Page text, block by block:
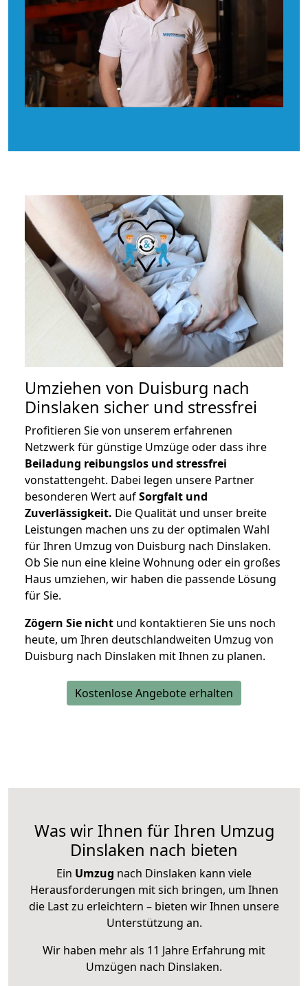
Umziehen von Duisburg nach
Dinslaken sicher und stressfrei
Profitieren Sie von unserem erfahrenen
Netzwerk für günstige Umzüge oder dass ihre
Beiladung reibungslos und stressfrei
vonstattengeht. Dabei legen unsere Partner
besonderen Wert aufSorgfalt und
Zuverlässigkeit. Die Qualität und unser breite
Leistungen machen uns zu der optimalen Wahl
für Ihren Umzug von Duisburg nach Dinslaken.
Ob Sie nun eine kleine Wohnung oder ein großes
Haus umziehen, wir haben die passende Lösung
für Sie.
Zögern Sie nicht und kontaktieren Sie uns noch
heute, um Ihren deutschlandweiten Umzug von
Duisburg nach Dinslaken mit Ihnen zu planen.
Kostenlose Angebote erhalten
Was wir Ihnen für Ihren Umzug
Dinslaken nach bieten
Ein Umzug nach Dinslaken kann viele
Herausforderungen mit sich bringen, um Ihnen
die Last zu erleichtern – bieten wir Ihnen unsere
Unterstützung an.
Wir haben mehr als 11 Jahre Erfahrung mit
Umzügen nach Dinslaken.